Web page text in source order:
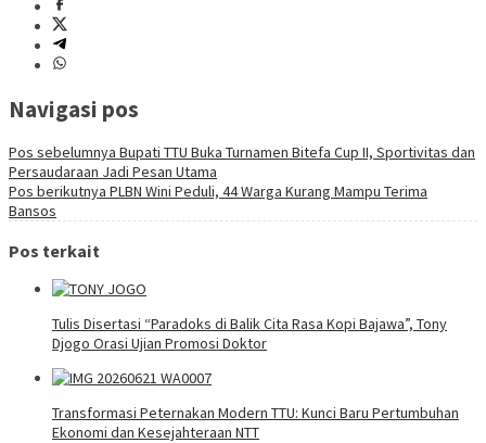
Navigasi pos
Pos sebelumnya Bupati TTU Buka Turnamen Bitefa Cup II, Sportivitas dan
Persaudaraan Jadi Pesan Utama
Pos berikutnya PLBN Wini Peduli, 44 Warga Kurang Mampu Terima
Bansos
Pos terkait
Tulis Disertasi “Paradoks di Balik Cita Rasa Kopi Bajawa”, Tony
Djogo Orasi Ujian Promosi Doktor
Transformasi Peternakan Modern TTU: Kunci Baru Pertumbuhan
Ekonomi dan Kesejahteraan NTT